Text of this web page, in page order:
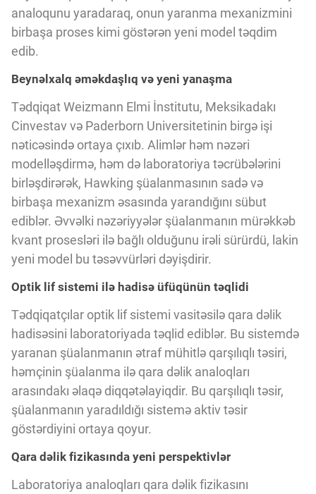
Haqqımızda
Vizyoner Baxışı
Innovasiya Bələdçisi
Gələcəyin Təhlili
Podkastlar
analoqunu yaradaraq, onun yaranma mexanizmini
birbaşa proses kimi göstərən yeni model təqdim
edib.
Beynəlxalq əməkdaşlıq və yeni yanaşma
Tədqiqat Weizmann Elmi İnstitutu, Meksikadakı
Cinvestav və Paderborn Universitetinin birgə işi
nəticəsində ortaya çıxıb. Alimlər həm nəzəri
modelləşdirmə, həm də laboratoriya təcrübələrini
birləşdirərək, Hawking şüalanmasının sadə və
birbaşa mexanizm əsasında yarandığını sübut
ediblər. Əvvəlki nəzəriyyələr şüalanmanın mürəkkəb
kvant prosesləri ilə bağlı olduğunu irəli sürürdü, lakin
yeni model bu təsəvvürləri dəyişdirir.
Optik lif sistemi ilə hadisə üfüqünün təqlidi
Tədqiqatçılar optik lif sistemi vasitəsilə qara dəlik
hadisəsini laboratoriyada təqlid ediblər. Bu sistemdə
yaranan şüalanmanın ətraf mühitlə qarşılıqlı təsiri,
həmçinin şüalanma ilə qara dəlik analoqları
arasındakı əlaqə diqqətəlayiqdir. Bu qarşılıqlı təsir,
şüalanmanın yaradıldığı sistemə aktiv təsir
göstərdiyini ortaya qoyur.
Qara dəlik fizikasında yeni perspektivlər
Laboratoriya analoqları qara dəlik fizikasını